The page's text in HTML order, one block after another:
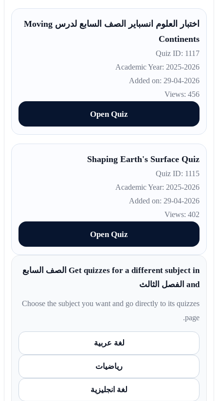
اختبار العلوم انسباير الصف السابع لدرس Moving
Continents
Quiz ID: 1117
Academic Year: 2025-2026
Added on: 29-04-2026
Views: 456
Open Quiz
Shaping Earth's Surface Quiz
Quiz ID: 1115
Academic Year: 2025-2026
Added on: 29-04-2026
Views: 402
Open Quiz
Get quizzes for a different subject in الصف السابع
and الفصل الثالث
Choose the subject you want and go directly to its quizzes
page.
لغة عربية
رياضيات
لغة انجليزية